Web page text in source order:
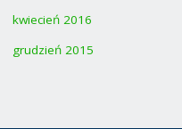
kwiecień 2016
grudzień 2015